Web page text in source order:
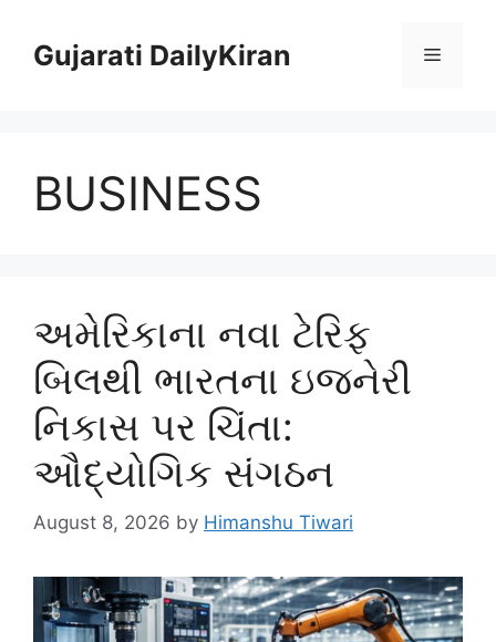
contentGujarati DailyKiran Menu
BUSINESS
અમેરિકાના નવા ટેરિફ
બિલથી ભારતના ઇજનેરી
નિકાસ પર ચિંતા:
ઔદ્યોગિક સંગઠન
August 8, 2026 by Himanshu Tiwari